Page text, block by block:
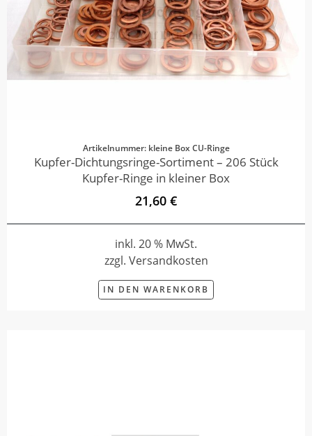
Artikelnummer: kleine Box CU-Ringe
Kupfer-Dichtungsringe-Sortiment – 206 Stück
Kupfer-Ringe in kleiner Box
21,60 €
inkl. 20 % MwSt.
zzgl. Versandkosten
IN DEN WARENKORB